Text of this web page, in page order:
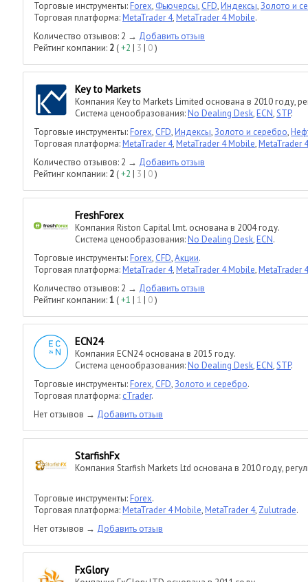
Торговые инструменты:Forex, Фьючерсы, CFD,Индексы,Золото и
Торговая платформа:MetaTrader 4,MetaTrader 4 Mobile.
Количество отзывов: 2 → Добавить отзыв
Рейтинг компании: 2 (+2 | 3 | 0)
Key to Markets
Компания Key to Markets Limited основана в 2010 году,
Система ценообразования:No Dealing Desk,ECN,STP.
Торговые инструменты:Forex, CFD,Индексы,Золото и серебро,
Торговая платформа:MetaTrader 4,MetaTrader 4 Mobile,MetaTrader
Количество отзывов: 2 → Добавить отзыв
Рейтинг компании: 2 (+2 | 3 | 0)
FreshForex
Компания Riston Capital lmt. основана в 2004 году.
Система ценообразования:No Dealing Desk,ECN.
Торговые инструменты:Forex, CFD,Акции.
Торговая платформа:MetaTrader 4,MetaTrader 4 Mobile,MetaTrader
Количество отзывов: 2 → Добавить отзыв
Рейтинг компании:1 (+1 | 1 | 0)
ECN24
Компания ECN24 основана в 2015 году.
Система ценообразования:No Dealing Desk,ECN,STP.
Торговые инструменты:Forex, CFD,Золото и серебро.
Торговая платформа: cTrader.
Нет отзывов → Добавить отзыв
StarfishFx
Компания Starfish Markets Ltd основана в 2010 году,
Торговые инструменты:Forex.
Торговая платформа:MetaTrader 4 Mobile,MetaTrader 4, Zulutrade.
Нет отзывов → Добавить отзыв
FxGlory